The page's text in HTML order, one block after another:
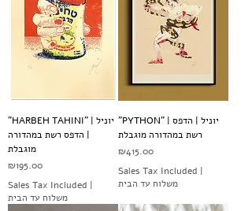
"HARBEH TAHINI" | יוניל
| הדפס רשת במהדורה
מוגבלת
Price
₪195.00
Sales Tax Included |
משלוח עד הבית
"PYTHON" | יוניל | הדפס
רשת במהדורה מוגבלת
Price
₪415.00
Sales Tax Included |
משלוח עד הבית